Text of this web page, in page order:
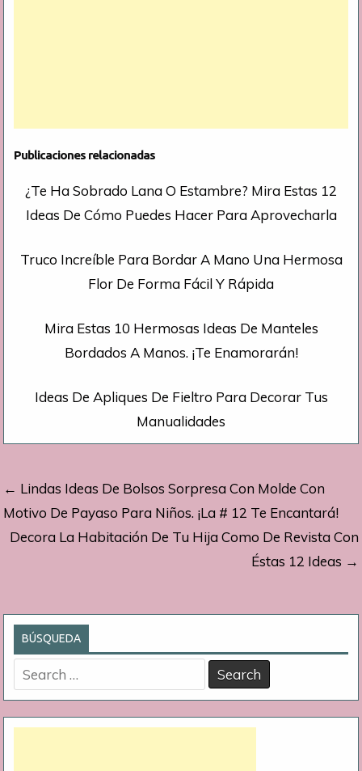
Publicaciones relacionadas
¿Te Ha Sobrado Lana O Estambre? Mira Estas 12
Ideas De Cómo Puedes Hacer Para Aprovecharla
Truco Increíble Para Bordar A Mano Una Hermosa
Flor De Forma Fácil Y Rápida
Mira Estas 10 Hermosas Ideas De Manteles
Bordados A Manos. ¡Te Enamorarán!
Ideas De Apliques De Fieltro Para Decorar Tus
Manualidades
Navegación
de
entradas
← Lindas Ideas De Bolsos Sorpresa Con Molde Con
Motivo De Payaso Para Niños. ¡La # 12 Te Encantará!
Decora La Habitación De Tu Hija Como De Revista Con
Éstas 12 Ideas →
BÚSQUEDA
Search
for: